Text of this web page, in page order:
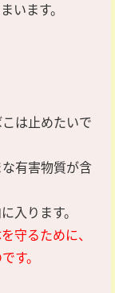
います。
は止めたいで
有害物質が含
入ります。
守るために、
す。